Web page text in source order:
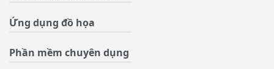
Ứng dụng đồ họa
Phần mềm chuyên dụng